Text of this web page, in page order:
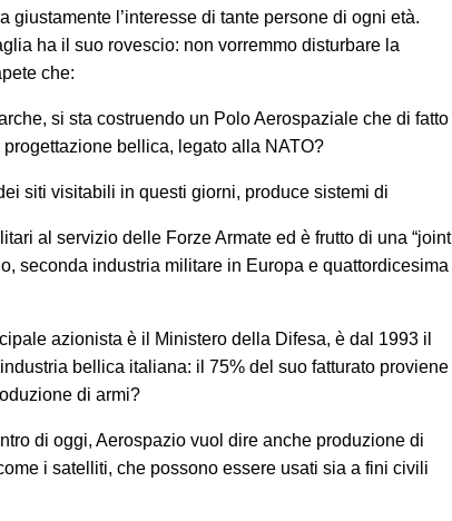
giustamente l’interesse di tante persone di ogni età.
ha il suo rovescio: non vorremmo disturbare la
che:
si sta costruendo un Polo Aerospaziale che di fatto
bellica, legato alla NATO?
siti visitabili in questi giorni, produce sistemi di
al servizio delle Forze Armate ed è frutto di una “joint
seconda industria militare in Europa e quattordicesima
azionista è il Ministero della Difesa, è dal 1993 il
bellica italiana: il 75% del suo fatturato proviene
di armi?
di oggi, Aerospazio vuol dire anche produzione di
i satelliti, che possono essere usati sia a fini civili